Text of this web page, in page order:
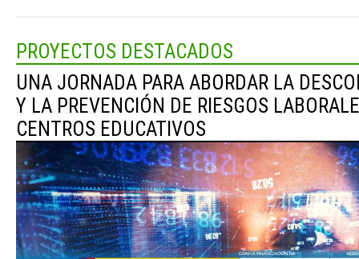
PROYECTOS DESTACADOS
UNA JORNADA PARA ABORDAR LA
Y LA PREVENCIÓN DE RIESGOS
CENTROS EDUCATIVOS